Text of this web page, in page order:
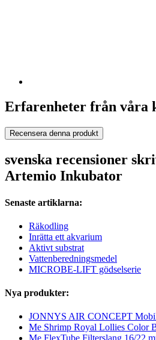
Erfarenheter från våra
Recensera denna produkt
svenska recensioner
Artemio Inkubator
Senaste artiklarna:
Räkodling
Inrätta ett akvarium
Aktivt substrat
Vattenberedningsmedel
MICROBE-LIFT gödselserie
Nya produkter:
JONNYS AIR CONCEPT
Me Shrimp Royal Lollies Color